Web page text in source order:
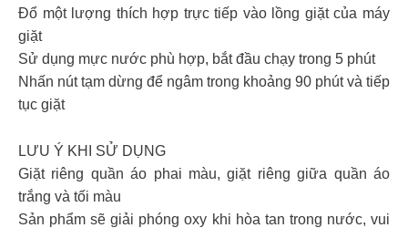
Đổ một lượng thích hợp trực tiếp vào lồng giặt của máy
giặt
Sử dụng mực nước phù hợp, bắt đầu chạy trong 5 phút
Nhấn nút tạm dừng để ngâm trong khoảng 90 phút và tiếp
tục giặt
LƯU Ý KHI SỬ DỤNG
Giặt riêng quần áo phai màu, giặt riêng giữa quần áo
trắng và tối màu
Sản phẩm sẽ giải phóng oxy khi hòa tan trong nước, vui